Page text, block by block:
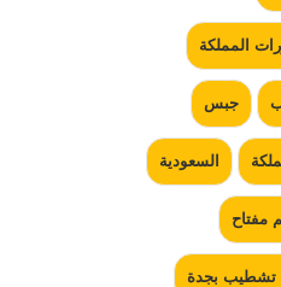
المملكة
جبس
السعودية
مفتاح
تشطيب بجدة